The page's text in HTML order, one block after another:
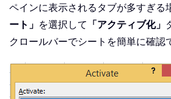
ペインに表示されるタブが多すぎる
ート」 を選択して 「アクティブ化」
クロールバーでシートを簡単に確認